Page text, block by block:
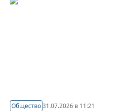
Общество31.07.2026 в 11:21